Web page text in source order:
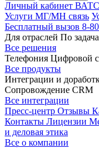
Личный кабинет ВАТС
Услуги МГ/МН связь
Бесплатный вызов 8-
Для отраслей По
Все решения
Телефония Цифровой
Все продукты
Интеграции и
Сопровождение CRM
Все интеграции
Пресс-центр Отзывы
Контакты Лицензии
и деловая этика
Все о компании